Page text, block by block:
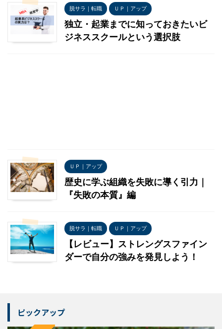
脱サラ｜転職 ＵＰ｜アップ
独立・起業までに知っておきたいビ
ジネススクールという選択肢
ＵＰ｜アップ
歴史に学ぶ組織を失敗に導く引力｜
『失敗の本質』編
脱サラ｜転職 ＵＰ｜アップ
【レビュー】ストレングスファイン
ダーで自分の強みを発見しよう！
ピックアップ